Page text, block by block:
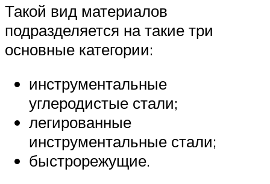
Такой вид материалов
подразделяется на такие три
основные категории:
инструментальные
углеродистые стали;
легированные
инструментальные стали;
быстрорежущие.